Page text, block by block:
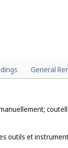
General
outils et